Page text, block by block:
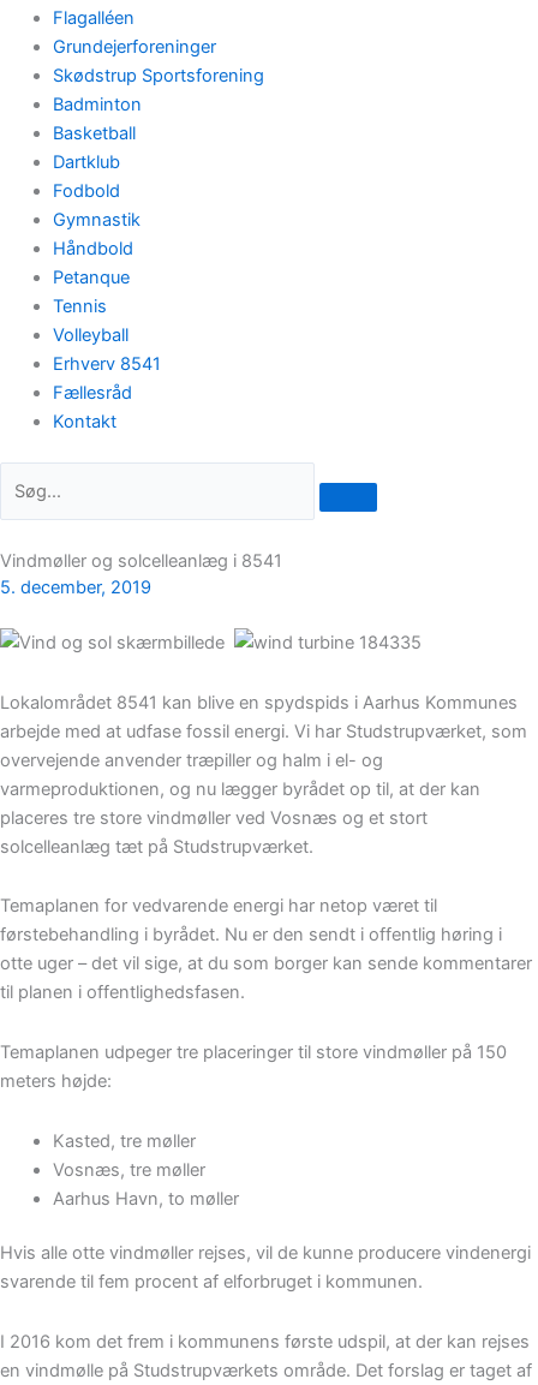
Flagalléen
Grundejerforeninger
Skødstrup Sportsforening
Badminton
Basketball
Dartklub
Fodbold
Gymnastik
Håndbold
Petanque
Tennis
Volleyball
Erhverv 8541
Fællesråd
Kontakt
Vindmøller og solcelleanlæg i 8541
5. december, 2019
Lokalområdet 8541 kan blive en spydspids i Aarhus Kommunes
arbejde med at udfase fossil energi. Vi har Studstrupværket, som
overvejende anvender træpiller og halm i el- og
varmeproduktionen, og nu lægger byrådet op til, at der kan
placeres tre store vindmøller ved Vosnæs og et stort
solcelleanlæg tæt på Studstrupværket.
Temaplanen for vedvarende energi har netop været til
førstebehandling i byrådet. Nu er den sendt i offentlig høring i
otte uger – det vil sige, at du som borger kan sende kommentarer
til planen i offentlighedsfasen.
Temaplanen udpeger tre placeringer til store vindmøller på 150
meters højde:
Kasted, tre møller
Vosnæs, tre møller
Aarhus Havn, to møller
Hvis alle otte vindmøller rejses, vil de kunne producere vindenergi
svarende til fem procent af elforbruget i kommunen.
I 2016 kom det frem i kommunens første udspil, at der kan rejses
en vindmølle på Studstrupværkets område. Det forslag er taget af